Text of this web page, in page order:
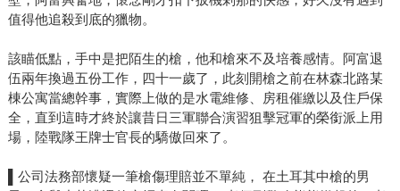
值得他追殺到底的獵物。
該瞄低點，手中是把陌生的槍，他和槍來不及培養感情。阿富退
伍兩年換過五份工作，四十一歲了，此刻開槍之前在林森北路某
棟公寓當總幹事，實際上做的是水電維修、房租催繳以及住戶保
全，直到這時才終於讓昔日三軍聯合演習狙擊冠軍的榮銜派上用
場，陸戰隊王牌士官長的驕傲回來了。
▌公司法務部懷疑一筆槍傷理賠並不單純， 在土耳其中槍的男